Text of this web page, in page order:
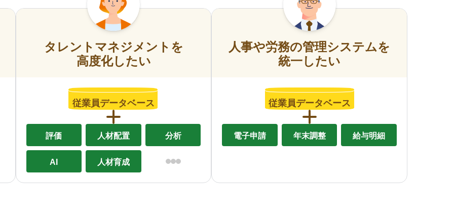
タレントマネジメントを
高度化したい
従業員データベース
評価 人材配置 分析
AI 人材育成
人事や労務の管理システムを
統一したい
従業員データベース
電子申請 年末調整 給与明細